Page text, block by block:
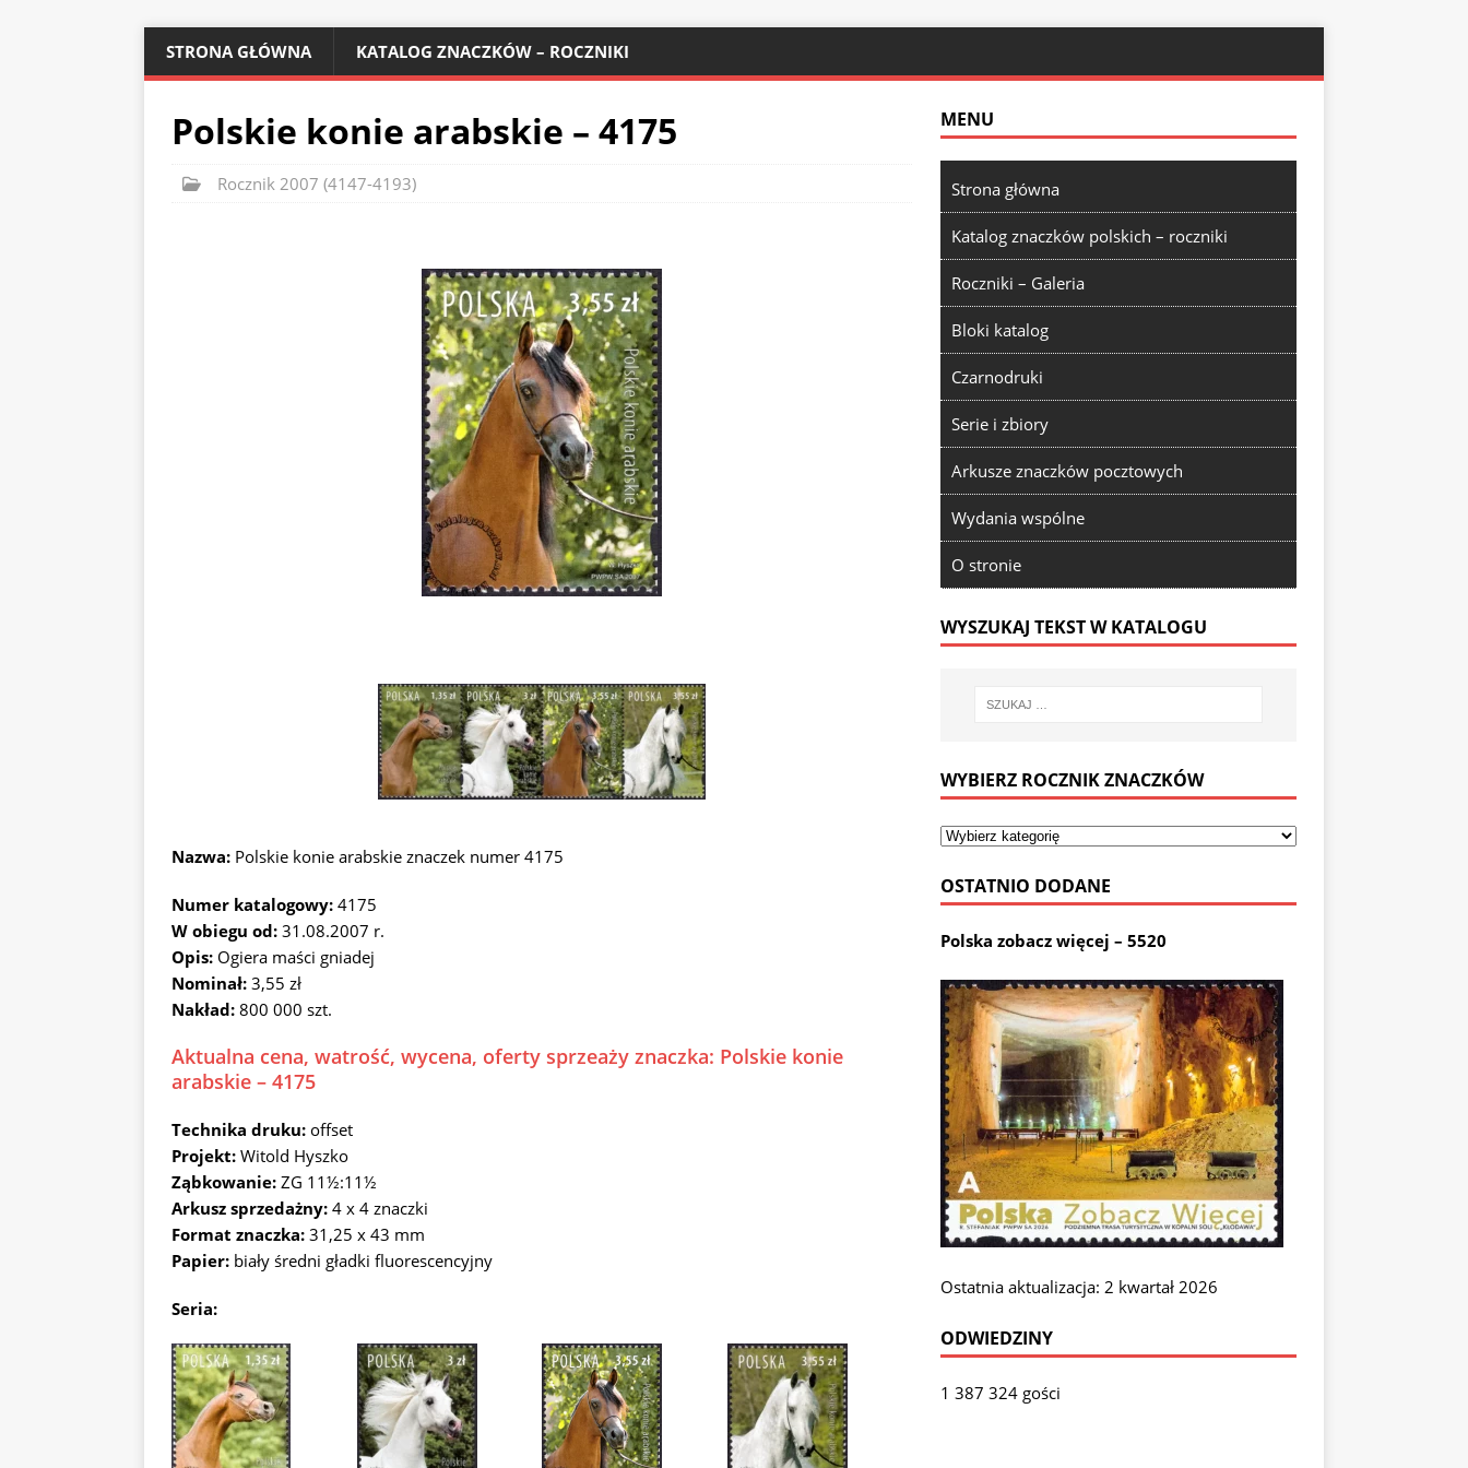
STRONA GŁÓWNA KATALOG ZNACZKÓW – ROCZNIKI
Polskie konie arabskie – 4175
Rocznik 2007 (4147-4193)
Nazwa: Polskie konie arabskie znaczek numer 4175
Numer katalogowy: 4175
W obiegu od: 31.08.2007 r.
Opis: Ogiera maści gniadej
Nominał: 3,55 zł
Nakład: 800 000 szt.
Aktualna cena, watrość, wycena, oferty sprzeaży znaczka: Polskie konie
arabskie – 4175
Technika druku: offset
Projekt: Witold Hyszko
Ząbkowanie: ZG 11½:11½
Arkusz sprzedażny: 4 x 4 znaczki
Format znaczka: 31,25 x 43 mm
Papier: biały średni gładki fluorescencyjny
Seria:
MENU
Strona główna
Katalog znaczków polskich – roczniki
Roczniki – Galeria
Bloki katalog
Czarnodruki
Serie i zbiory
Arkusze znaczków pocztowych
Wydania wspólne
O stronie
WYSZUKAJ TEKST W KATALOGU
WYBIERZ ROCZNIK ZNACZKÓW
OSTATNIO DODANE
Polska zobacz więcej – 5520
Ostatnia aktualizacja: 2 kwartał 2026
ODWIEDZINY
1 387 324 gości